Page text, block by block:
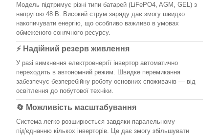
Модель підтримує різні типи батарей (LiFePO4, AGM, GEL) з
напругою 48 В. Високий струм заряду дає змогу швидко
накопичувати енергію, що особливо важливо в умовах
обмеженого сонячного ресурсу.
⚡ Надійний резерв живлення
У разі вимкнення електроенергії інвертор автоматично
переходить в автономний режим. Швидке перемикання
забезпечує безперебійну роботу основних споживачів — від
освітлення до побутової техніки.
🔄 Можливість масштабування
Система легко розширюється завдяки паралельному
під'єднанню кількох інверторів. Це дає змогу збільшувати